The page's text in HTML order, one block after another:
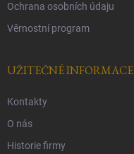
Ochrana osobních údaju
Věrnostní program
UŽITEČNÉ INFORMACE
Kontakty
O nás
Historie firmy